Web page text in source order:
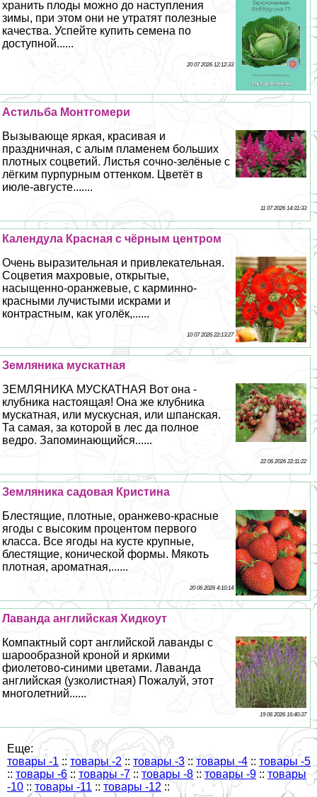
хранить плоды можно до наступления
зимы, при этом они не утратят полезные
качества. Успейте купить семена по
доступной......
20 07 2026 12:12:33
Астильба Монтгомери
Вызывающе яркая, красивая и
праздничная, с алым пламенем больших
плотных соцветий. Листья сочно-зелёные с
лёгким пурпурным оттенком. Цветёт в
июле-августе.......
11 07 2026 14:31:33
Календула Красная с чёрным центром
Очень выразительная и привлекательная.
Соцветия махровые, открытые,
насыщенно-оранжевые, с карминно-
красными лучистыми искрами и
контрастным, как уголёк,......
10 07 2026 22:13:27
Земляника мускатная
ЗЕМЛЯНИКА МУСКАТНАЯ Вот она -
клубника настоящая! Она же клубника
мускатная, или мускусная, или шпанская.
Та самая, за которой в лес да полное
ведро. Запоминающийся......
22 06 2026 22:11:22
Земляника садовая Кристина
Блестящие, плотные, оранжево-красные
ягоды с высоким процентом первого
класса. Все ягоды на кусте крупные,
блестящие, конической формы. Мякоть
плотная, ароматная,......
20 06 2026 4:10:14
Лаванда английская Хидкоут
Компактный сорт английской лаванды с
шарообразной кроной и яркими
фиолетово-синими цветами. Лаванда
английская (узколистная) Пожалуй, этот
многолетний......
19 06 2026 16:40:37
Еще:
товары -1 :: товары -2 :: товары -3:: товары -4 :: товары -5
:: товары -6 :: товары -7 :: товары -8 :: товары -9 :: товары
-10 :: товары -11 :: товары -12 ::